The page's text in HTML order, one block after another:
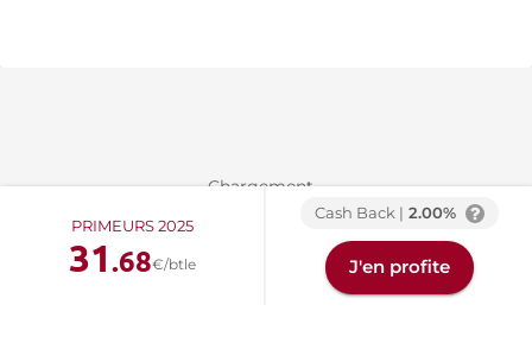
PRIMEURS 2025
31.68€/btle
Cash Back | 2.00%
J'en profite
Chargement...